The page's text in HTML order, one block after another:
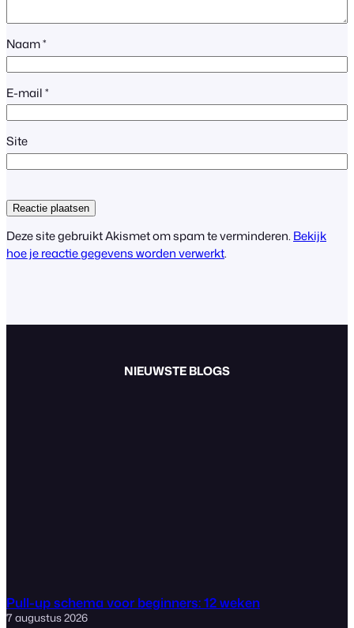
Naam*
E-mail*
Site
Deze site gebruikt Akismet om spam te verminderen. Bekijk
hoe je reactie gegevens worden verwerkt.
NIEUWSTE BLOGS
Pull-up schema voor beginners: 12 weken
7 augustus 2026